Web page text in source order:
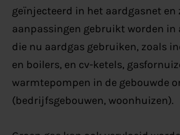
geïnjecteerd in het aardgasnet en
aanpassingen gebruikt worden
die nu aardgas gebruiken, zoals
en boilers, en cv-ketels,
warmtepompen in de gebouwde
(bedrijfsgebouwen, woonhuizen).